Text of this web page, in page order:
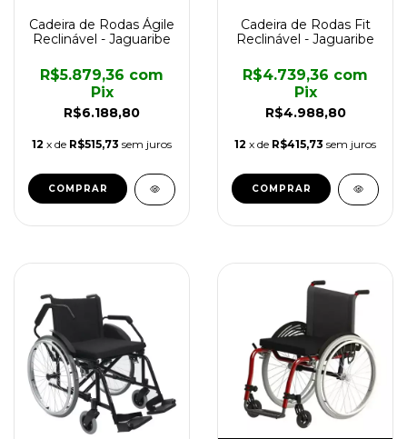
Cadeira de Rodas Ágile
Reclinável - Jaguaribe
R$6.188,80
R$5.879,36 com
Pix
12 x de R$515,73 sem juros
Cadeira de Rodas Fit
Reclinável - Jaguaribe
R$4.988,80
R$4.739,36 com
Pix
12 x de R$415,73 sem juros